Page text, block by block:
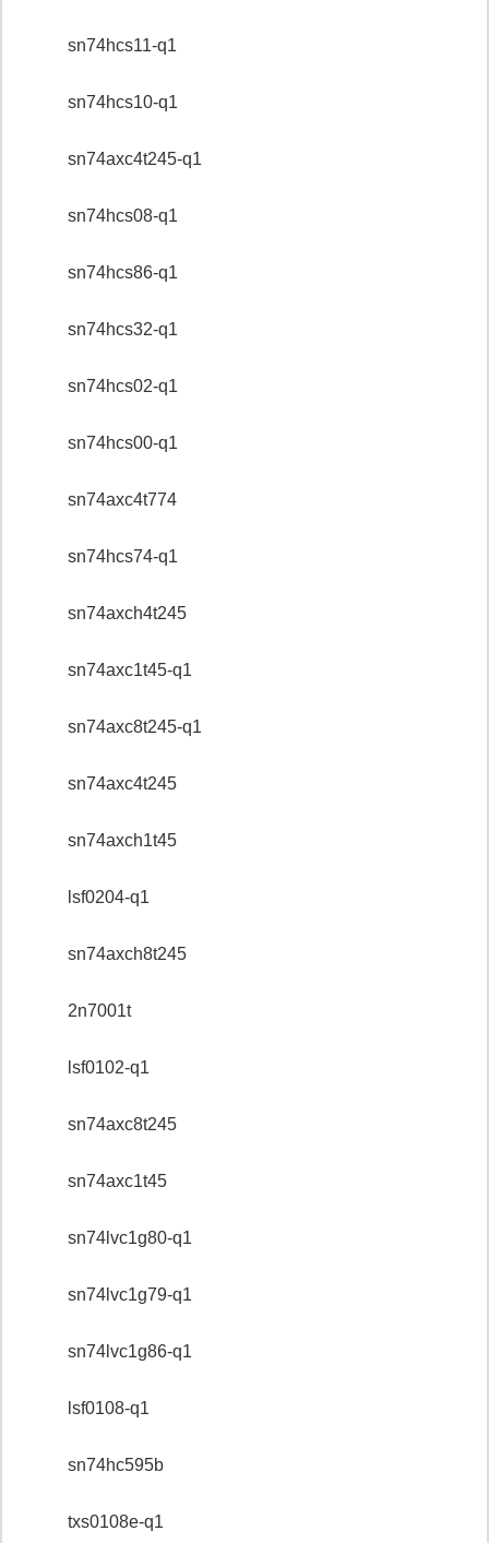
sn74hcs11-q1
sn74hcs10-q1
sn74axc4t245-q1
sn74hcs08-q1
sn74hcs86-q1
sn74hcs32-q1
sn74hcs02-q1
sn74hcs00-q1
sn74axc4t774
sn74hcs74-q1
sn74axch4t245
sn74axc1t45-q1
sn74axc8t245-q1
sn74axc4t245
sn74axch1t45
lsf0204-q1
sn74axch8t245
2n7001t
lsf0102-q1
sn74axc8t245
sn74axc1t45
sn74lvc1g80-q1
sn74lvc1g79-q1
sn74lvc1g86-q1
lsf0108-q1
sn74hc595b
txs0108e-q1